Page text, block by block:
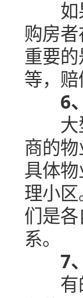
如果
购房
重要
等，
6
大型
商的
具体
理小
们是
系。
7
有的